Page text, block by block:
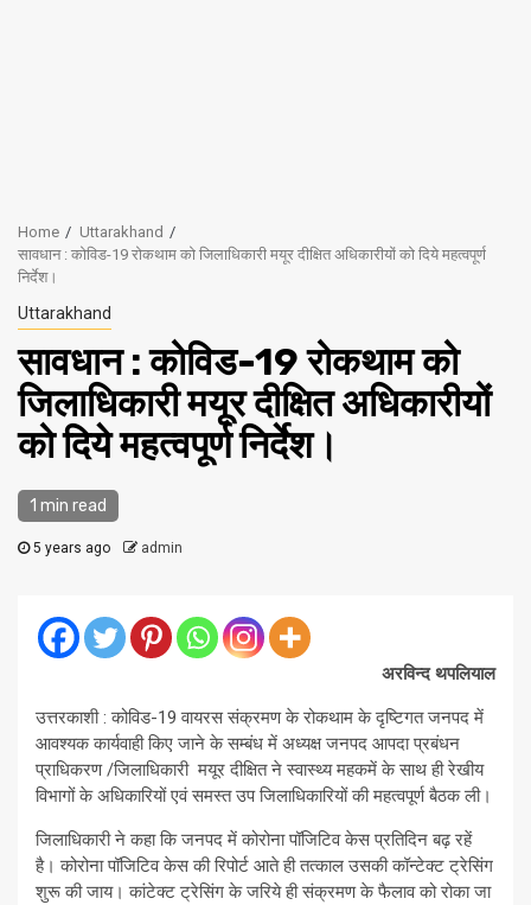
Home
Uttarakhand
सावधान : कोविड-19 रोकथाम को जिलाधिकारी मयूर दीक्षित अधिकारीयों को दिये महत्वपूर्ण
निर्देश।
Uttarakhand
सावधान : कोविड-19 रोकथाम को
जिलाधिकारी मयूर दीक्षित अधिकारीयों
को दिये महत्वपूर्ण निर्देश।
1 min read
5 years ago admin
अरविन्द थपलियाल
उत्तरकाशी : कोविड-19 वायरस संक्रमण के रोकथाम के दृष्टिगत जनपद में
आवश्यक कार्यवाही किए जाने के सम्बंध में अध्यक्ष जनपद आपदा प्रबंधन
प्राधिकरण /जिलाधिकारी मयूर दीक्षित ने स्वास्थ्य महकमें के साथ ही रेखीय
विभागों के अधिकारियों एवं समस्त उप जिलाधिकारियों की महत्वपूर्ण बैठक ली।
जिलाधिकारी ने कहा कि जनपद में कोरोना पॉजिटिव केस प्रतिदिन बढ़ रहें
है। कोरोना पॉजिटिव केस की रिपोर्ट आते ही तत्काल उसकी कॉन्टेक्ट ट्रेसिंग
शुरू की जाय। कांटेक्ट ट्रेसिंग के जरिये ही संक्रमण के फैलाव को रोका जा